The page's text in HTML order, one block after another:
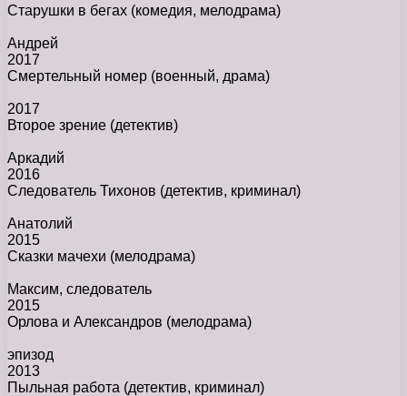
Старушки в бегах (комедия, мелодрама)
Андрей
2017
Смертельный номер (военный, драма)
2017
Второе зрение (детектив)
Аркадий
2016
Следователь Тихонов (детектив, криминал)
Анатолий
2015
Сказки мачехи (мелодрама)
Максим, следователь
2015
Орлова и Александров (мелодрама)
эпизод
2013
Пыльная работа (детектив, криминал)